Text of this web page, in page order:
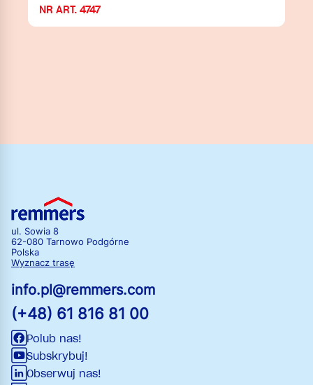
NR ART. 4747
ul. Sowia 8
62-080 Tarnowo Podgórne
Polska
Wyznacz trasę
info.pl@remmers.com
(+48) 61 816 81 00
Polub nas!
Subskrybuj!
Obserwuj nas!